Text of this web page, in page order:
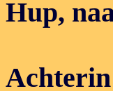
Hup,
Achterin